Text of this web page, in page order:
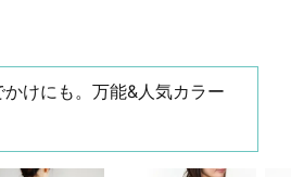
けにも。万能&人気カラー